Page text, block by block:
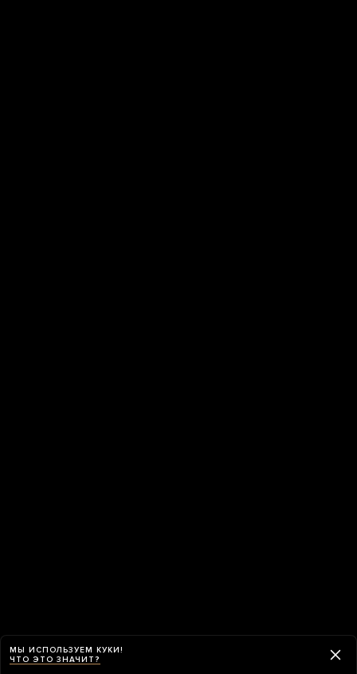
МЫ ИСПОЛЬЗУЕМ КУКИ!
ЧТО ЭТО ЗНАЧИТ?